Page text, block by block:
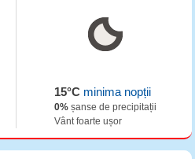
15°Cminima nopții
0%șanse de precipitații
Vânt foarte ușor